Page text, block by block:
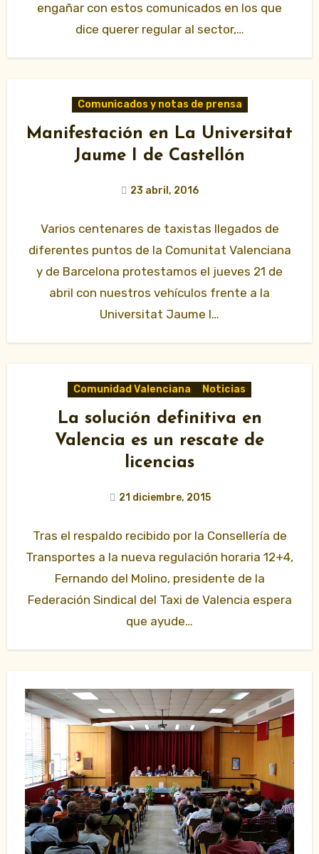
engañar con estos comunicados en los que
dice querer regular al sector,…
Comunicados y notas de prensa
Manifestación en La Universitat
Jaume I de Castellón
23 abril, 2016
Varios centenares de taxistas llegados de
diferentes puntos de la Comunitat Valenciana
y de Barcelona protestamos el jueves 21 de
abril con nuestros vehículos frente a la
Universitat Jaume I…
Comunidad Valenciana Noticias
La solución definitiva en
Valencia es un rescate de
licencias
21 diciembre, 2015
Tras el respaldo recibido por la Consellería de
Transportes a la nueva regulación horaria 12+4,
Fernando del Molino, presidente de la
Federación Sindical del Taxi de Valencia espera
que ayude…